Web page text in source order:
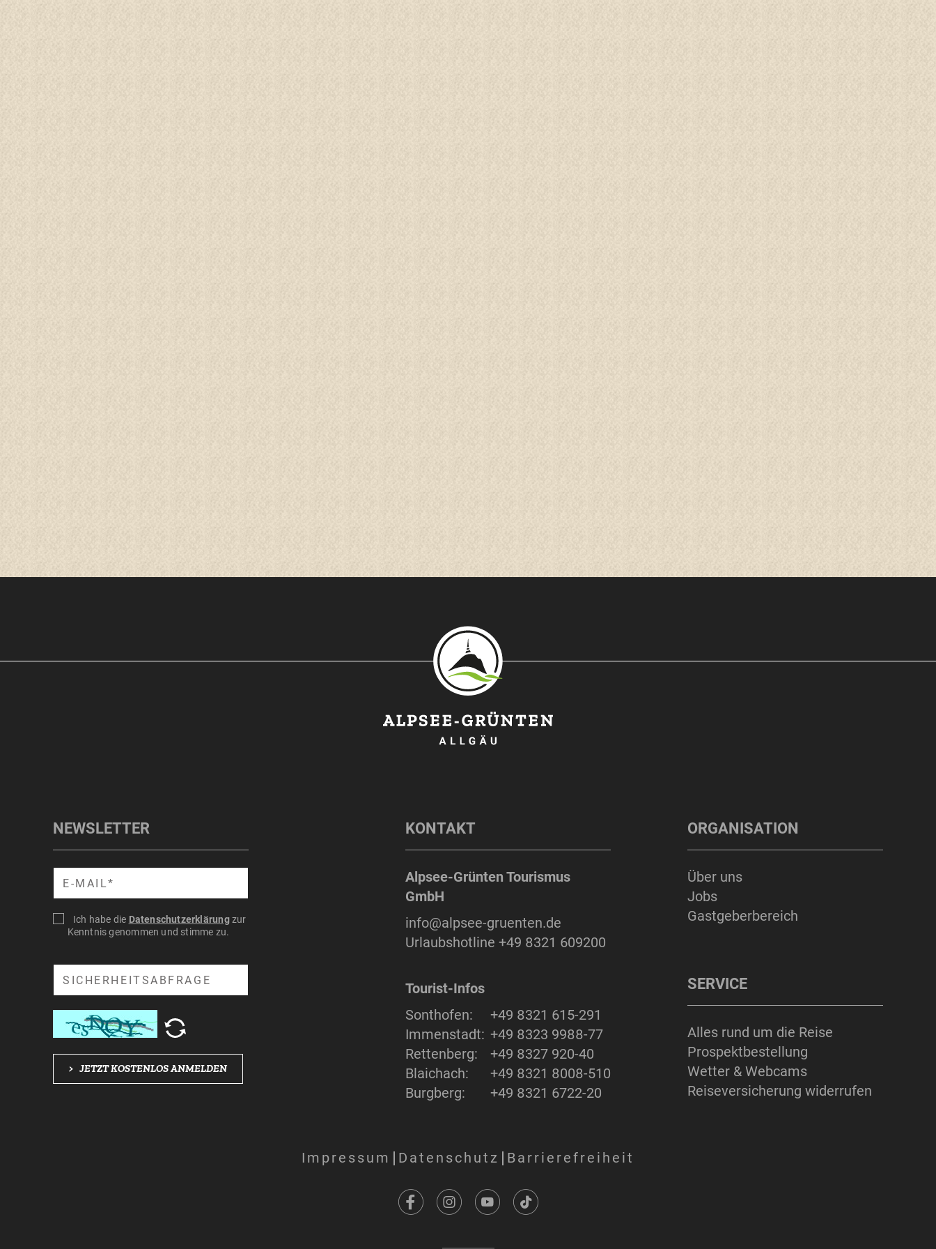
NEWSLETTER
Suche
Ich habe die Datenschutzerklärungzur
Kenntnis genommen und stimme zu.
Suche
> JETZT KOSTENLOS ANMELDEN
KONTAKT
Alpsee-Grünten Tourismus
GmbH
info@alpsee-gruenten.de
Urlaubshotline+49 8321 609200
Tourist-Infos
Sonthofen:
+49 8321 615-291
Immenstadt: +49 8323 9988-77
Rettenberg:
+49 8327 920-40
Blaichach:
+49 8321 8008-510
Burgberg:
+49 8321 6722-20
ORGANISATION
Über uns
Jobs
Gastgeberbereich
SERVICE
Alles rund um die Reise
Prospektbestellung
Wetter & Webcams
Reiseversicherung widerrufen
Impressum Datenschutz Barrierefreiheit